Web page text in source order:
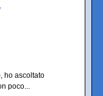
ho ascoltato
poco...